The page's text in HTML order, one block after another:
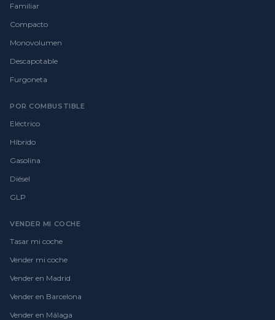
Familiar
Compacto
Monovolumen
Descapotable
Furgoneta
POR COMBUSTIBLE
Eléctrico
Híbrido
Gasolina
Diésel
GLP
VENDER MI COCHE
Tasar mi coche
Vender mi coche
Vender en Madrid
Vender en Barcelona
Vender en Málaga